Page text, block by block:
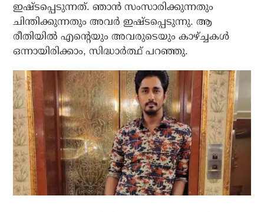
ഇഷ്ടപ്പെടുന്നത്. ഞാന്‍ സംസാരിക്കുന്നതും
ചിന്തിക്കുന്നതും അവര്‍ ഇഷ്ടപ്പെടുന്നു. ആ
രീതിയില്‍ എന്റെയും അവരുടെയും കാഴ്ച്ചകള്‍
ഒന്നായിരിക്കാം, സിദ്ധാര്‍ത്ഥ് പറഞ്ഞു.